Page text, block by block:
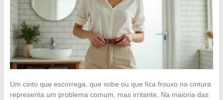
Um cinto que escorrega, que sobe ou que fica frouxo na cintura
representa um problema comum, mas irritante. Na maioria das